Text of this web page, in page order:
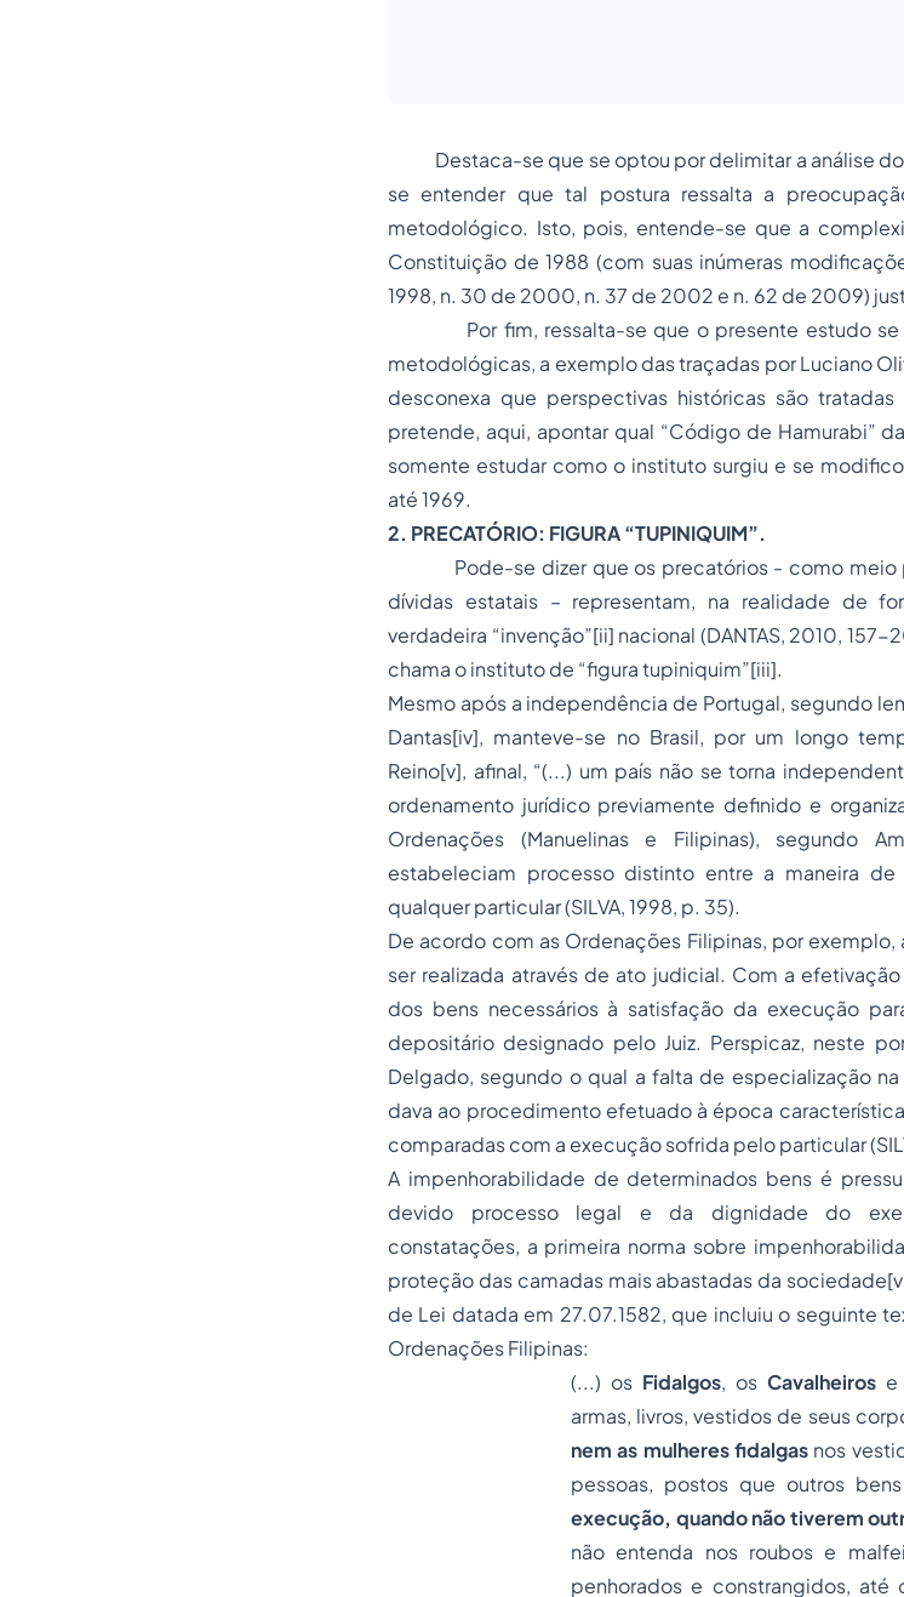
Destaca-se que se optou por delimitar a análise do
se entender que tal postura ressalta a
metodológico. Isto, pois, entende-se que a
Constituição de 1988 (com suas inúmeras
1998, n. 30 de 2000, n. 37 de 2002 e n. 62 de 2009)
Por fim, ressalta-se que o presente estudo se
metodológicas, a exemplo das traçadas por Luciano
desconexa que perspectivas históricas são
pretende, aqui, apontar qual “Código de Hamurabi”
somente estudar como o instituto surgiu e se
até 1969.
2. PRECATÓRIO: FIGURA “TUPINIQUIM”.
Pode-se dizer que os precatórios - como meio
dívidas estatais – representam, na realidade de
verdadeira “invenção”[ii] nacional (DANTAS, 2010,
chama o instituto de “figura tupiniquim”[iii].
Mesmo após a independência de Portugal, segundo
Dantas[iv], manteve-se no Brasil, por um longo
Reino[v], afinal, “(...) um país não se torna
ordenamento jurídico previamente definido e
Ordenações (Manuelinas e Filipinas), segundo
estabeleciam processo distinto entre a maneira
qualquer particular (SILVA, 1998, p. 35).
De acordo com as Ordenações Filipinas, por exemplo,
ser realizada através de ato judicial. Com a
dos bens necessários à satisfação da execução
depositário designado pelo Juiz. Perspicaz, neste
Delgado, segundo o qual a falta de especialização
dava ao procedimento efetuado à época
comparadas com a execução sofrida pelo particular
A impenhorabilidade de determinados bens é
devido processo legal e da dignidade do
constatações, a primeira norma sobre
proteção das camadas mais abastadas da sociedade
de Lei datada em 27.07.1582, que incluiu o seguinte
Ordenações Filipinas:
(...) os Fidalgos, os Cavalheirose
armas, livros, vestidos de seus
nem as mulheres fidalgas nos
pessoas, postos que outros
execução, quando não tiverem
não entenda nos roubos e
penhorados e constrangidos, até